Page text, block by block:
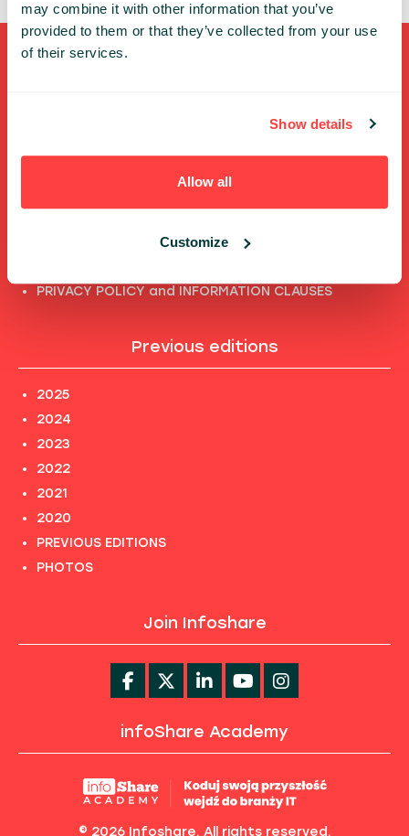
may combine it with other information that you’ve
provided to them or that they’ve collected from your use
of their services.
Show details
Allow all
Customize
PRIVACY POLICY and INFORMATION CLAUSES
Previous editions
2025
2024
2023
2022
2021
2020
PREVIOUS EDITIONS
PHOTOS
Join Infoshare
infoShare Academy
© 2026 Infoshare. All rights reserved.